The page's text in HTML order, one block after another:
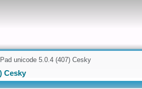
unicode 5.0.4 (407) Cesky
Cesky